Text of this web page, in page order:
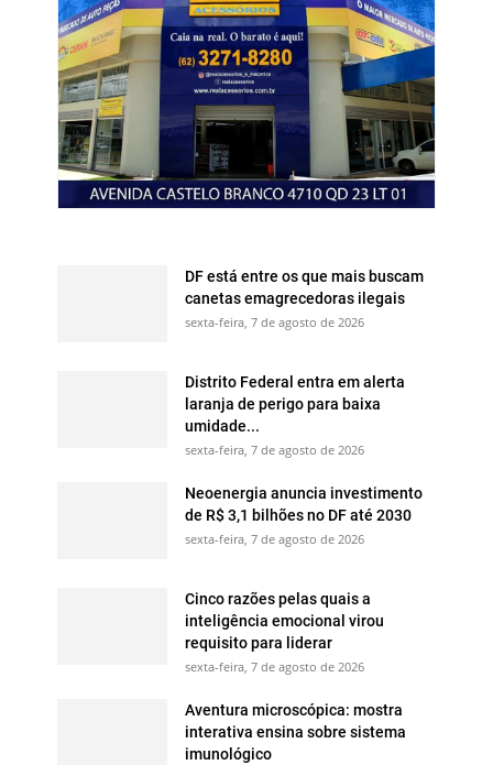
DF está entre os que mais buscam
canetas emagrecedoras ilegais
sexta-feira, 7 de agosto de 2026
Distrito Federal entra em alerta
laranja de perigo para baixa
umidade...
sexta-feira, 7 de agosto de 2026
Neoenergia anuncia investimento
de R$ 3,1 bilhões no DF até 2030
sexta-feira, 7 de agosto de 2026
Cinco razões pelas quais a
inteligência emocional virou
requisito para liderar
sexta-feira, 7 de agosto de 2026
Aventura microscópica: mostra
interativa ensina sobre sistema
imunológico